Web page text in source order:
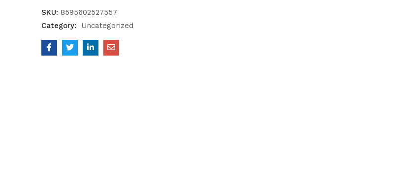
SKU: 8595602527557
Category:
Uncategorized